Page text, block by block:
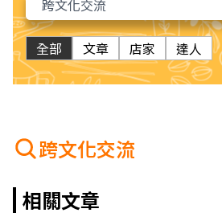
全部 文章 店家 達人
跨文化交流
相關文章